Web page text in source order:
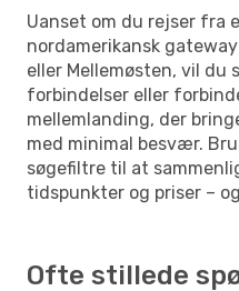
Uanset om du rejser fra
nordamerikansk
eller Mellemøsten, vil du
forbindelser eller
mellemlanding, der
med minimal besvær.
søgefiltre til at
tidspunkter og priser –
Ofte stillede